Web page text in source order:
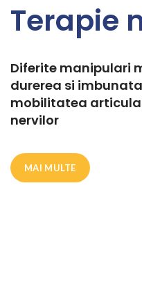
Terapie
Diferite manipulari
durerea si
mobilitatea
nervilor
MAI MULTE